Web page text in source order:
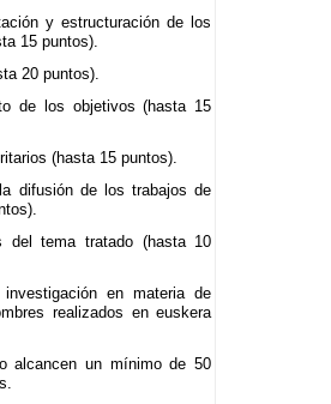
y estructuración de los
15 puntos).
20 puntos).
de los objetivos (hasta 15
(hasta 15 puntos).
difusión de los trabajos de
del tema tratado (hasta 10
en materia de
realizados en euskera
alcancen un mínimo de 50